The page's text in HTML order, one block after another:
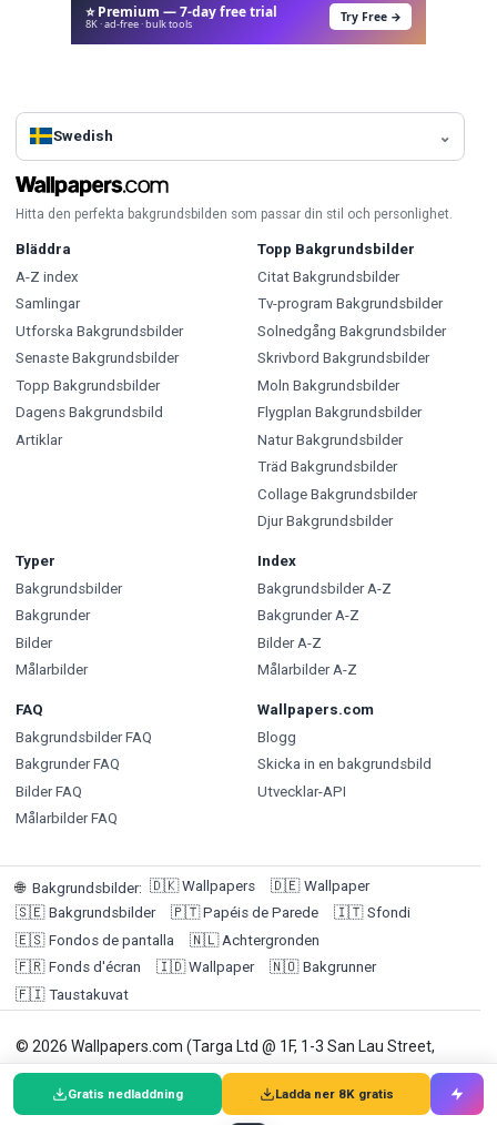
Gratis nedladdning Ladda ner 8K gratis
⭐ Premium — 7-day free trial
8K · ad-free · bulk tools Try Free →
Swedish
Hitta den perfekta bakgrundsbilden som passar din stil och personlighet.
Bläddra
A-Z index
Samlingar
Utforska Bakgrundsbilder
Senaste Bakgrundsbilder
Topp Bakgrundsbilder
Dagens Bakgrundsbild
Artiklar
Topp Bakgrundsbilder
Citat Bakgrundsbilder
Tv-program Bakgrundsbilder
Solnedgång Bakgrundsbilder
Skrivbord Bakgrundsbilder
Moln Bakgrundsbilder
Flygplan Bakgrundsbilder
Natur Bakgrundsbilder
Träd Bakgrundsbilder
Collage Bakgrundsbilder
Djur Bakgrundsbilder
Typer
Bakgrundsbilder
Bakgrunder
Bilder
Målarbilder
Index
Bakgrundsbilder A-Z
Bakgrunder A-Z
Bilder A-Z
Målarbilder A-Z
FAQ
Bakgrundsbilder FAQ
Bakgrunder FAQ
Bilder FAQ
Målarbilder FAQ
Wallpapers.com
Blogg
Skicka in en bakgrundsbild
Utvecklar-API
🌐 Bakgrundsbilder: 🇩🇰 Wallpapers 🇩🇪 Wallpaper
🇸🇪 Bakgrundsbilder 🇵🇹 Papéis de Parede 🇮🇹 Sfondi
🇪🇸 Fondos de pantalla 🇳🇱 Achtergronden
🇫🇷 Fonds d'écran 🇮🇩 Wallpaper 🇳🇴 Bakgrunner
🇫🇮 Taustakuvat
© 2026 Wallpapers.com (Targa Ltd @ 1F, 1-3 San Lau Street,
Hung Hom, Hong Kong | Kundsupport: +852 92191684) /
Betalningsombud: Winneroo Ltd. Bakgrundsbilder är endast för
personligt bruk.